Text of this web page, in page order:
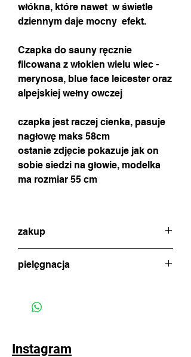
włókna, które nawet w świetle
dziennym daje mocny efekt.
Czapka do sauny ręcznie
filcowana z włokien wielu wiec -
merynosa, blue face leicester oraz
alpejskiej wełny owczej
czapka jest raczej cienka, pasuje
nagłowę maks 58cm
ostanie zdjęcie pokazuje jak on
sobie siedzi na głowie, modelka
ma rozmiar 55 cm
zakup
kontakt poprzez czat w celu uzgodnienia
opcją płatności offline - wtedy wyślę
pielęgnacja
dodatkiem płynu z lanoliną
Instagram